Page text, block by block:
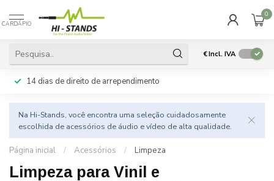
CARDÁPIO
0
€Incl. IVA
14 dias de direito de arrependimento
Na Hi-Stands, você encontra uma seleção cuidadosamente
escolhida de acessórios de áudio e vídeo de alta qualidade.
Página inicial / Acessórios / Limpeza
Limpeza para Vinil e